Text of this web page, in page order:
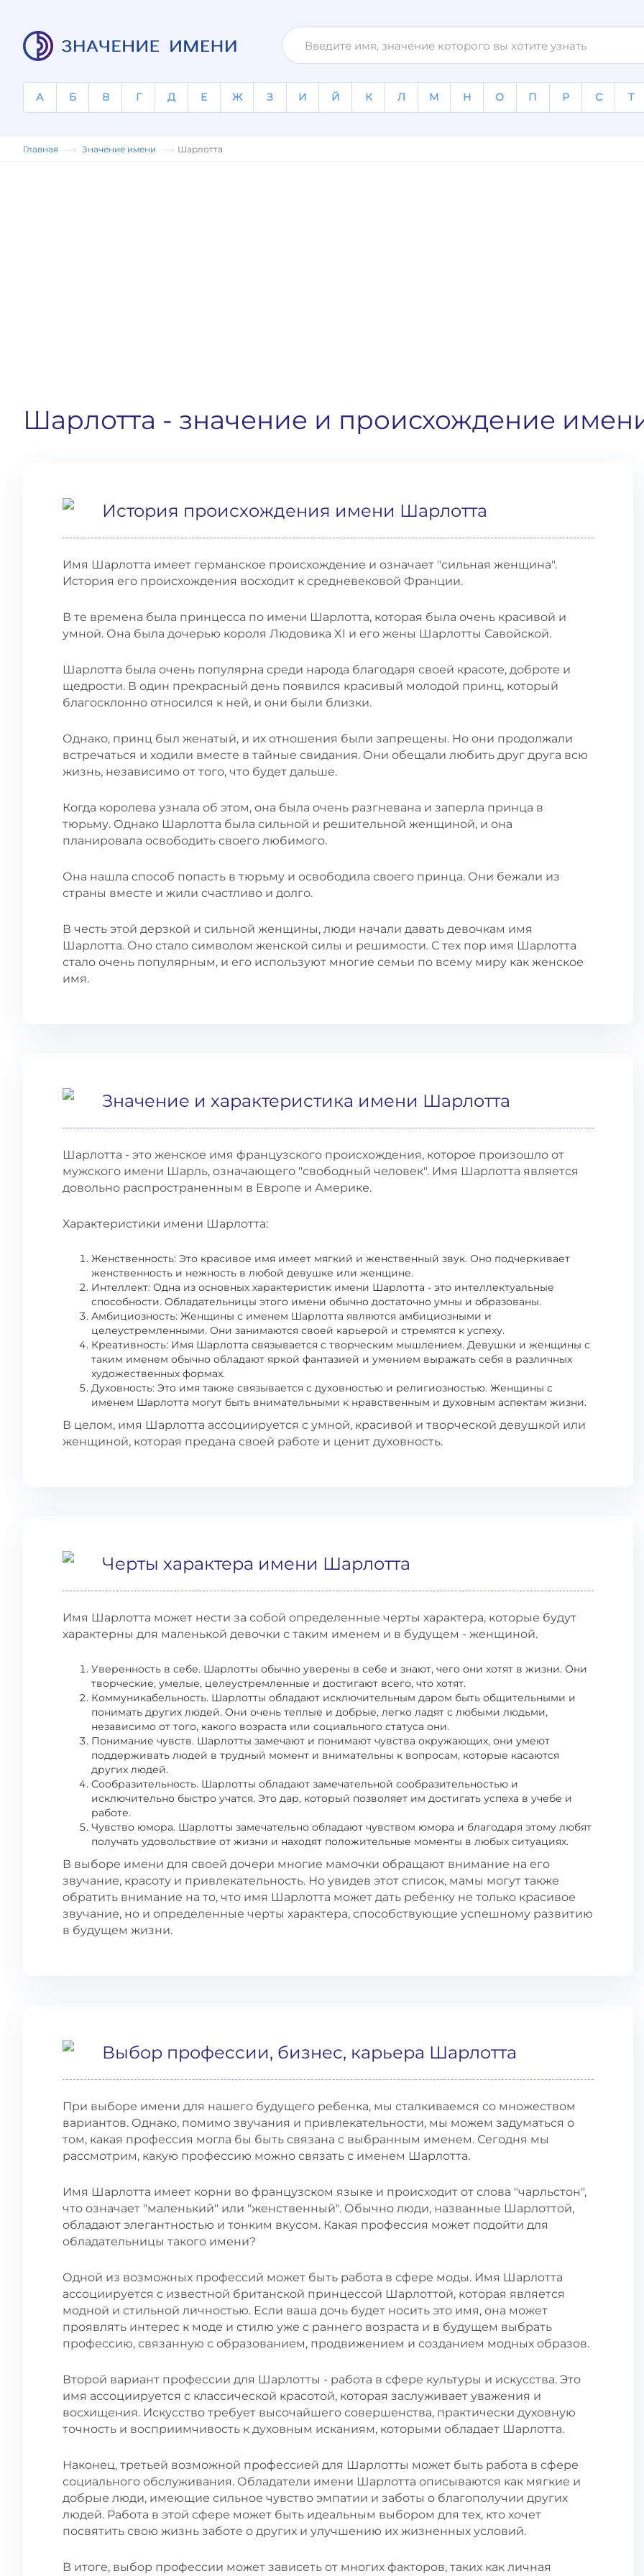
А Б В Г Д Е Ж З И Й К Л М Н О П Р С Т
Главная Значение имени Шарлотта
Шарлотта - значение и происхождение
История происхождения имени Шарлотта
Имя Шарлотта имеет германское происхождение и означает "сильная женщина".
История его происхождения восходит к средневековой Франции.
В те времена была принцесса по имени Шарлотта, которая была очень красивой и
умной. Она была дочерью короля Людовика XI и его жены Шарлотты Савойской.
Шарлотта была очень популярна среди народа благодаря своей красоте, доброте и
щедрости. В один прекрасный день появился красивый молодой принц, который
благосклонно относился к ней, и они были близки.
Однако, принц был женатый, и их отношения были запрещены. Но они продолжали
встречаться и ходили вместе в тайные свидания. Они обещали любить друг друга всю
жизнь, независимо от того, что будет дальше.
Когда королева узнала об этом, она была очень разгневана и заперла принца в
тюрьму. Однако Шарлотта была сильной и решительной женщиной, и она
планировала освободить своего любимого.
Она нашла способ попасть в тюрьму и освободила своего принца. Они бежали из
страны вместе и жили счастливо и долго.
В честь этой дерзкой и сильной женщины, люди начали давать девочкам имя
Шарлотта. Оно стало символом женской силы и решимости. С тех пор имя Шарлотта
стало очень популярным, и его используют многие семьи по всему миру как женское
имя.
Значение и характеристика имени Шарлотта
Шарлотта - это женское имя французского происхождения, которое произошло от
мужского имени Шарль, означающего "свободный человек". Имя Шарлотта является
довольно распространенным в Европе и Америке.
Характеристики имени Шарлотта:
Женственность: Это красивое имя имеет мягкий и женственный звук. Оно подчеркивает
женственность и нежность в любой девушке или женщине.
Интеллект: Одна из основных характеристик имени Шарлотта - это интеллектуальные
способности. Обладательницы этого имени обычно достаточно умны и образованы.
Амбициозность: Женщины с именем Шарлотта являются амбициозными и
целеустремленными. Они занимаются своей карьерой и стремятся к успеху.
Креативность: Имя Шарлотта связывается с творческим мышлением. Девушки и женщины с
таким именем обычно обладают яркой фантазией и умением выражать себя в различных
художественных формах.
Духовность: Это имя также связывается с духовностью и религиозностью. Женщины с
именем Шарлотта могут быть внимательными к нравственным и духовным аспектам жизни.
В целом, имя Шарлотта ассоциируется с умной, красивой и творческой девушкой или
женщиной, которая предана своей работе и ценит духовность.
Черты характера имени Шарлотта
Имя Шарлотта может нести за собой определенные черты характера, которые будут
характерны для маленькой девочки с таким именем и в будущем - женщиной.
Уверенность в себе. Шарлотты обычно уверены в себе и знают, чего они хотят в жизни. Они
творческие, умелые, целеустремленные и достигают всего, что хотят.
Коммуникабельность. Шарлотты обладают исключительным даром быть общительными и
понимать других людей. Они очень теплые и добрые, легко ладят с любыми людьми,
независимо от того, какого возраста или социального статуса они.
Понимание чувств. Шарлотты замечают и понимают чувства окружающих, они умеют
поддерживать людей в трудный момент и внимательны к вопросам, которые касаются
других людей.
Сообразительность. Шарлотты обладают замечательной сообразительностью и
исключительно быстро учатся. Это дар, который позволяет им достигать успеха в учебе и
работе.
Чувство юмора. Шарлотты замечательно обладают чувством юмора и благодаря этому любят
получать удовольствие от жизни и находят положительные моменты в любых ситуациях.
В выборе имени для своей дочери многие мамочки обращают внимание на его
звучание, красоту и привлекательность. Но увидев этот список, мамы могут также
обратить внимание на то, что имя Шарлотта может дать ребенку не только красивое
звучание, но и определенные черты характера, способствующие успешному развитию
в будущем жизни.
Выбор профессии, бизнес, карьера Шарлотта
При выборе имени для нашего будущего ребенка, мы сталкиваемся со множеством
вариантов. Однако, помимо звучания и привлекательности, мы можем задуматься о
том, какая профессия могла бы быть связана с выбранным именем. Сегодня мы
рассмотрим, какую профессию можно связать с именем Шарлотта.
Имя Шарлотта имеет корни во французском языке и происходит от слова "чарльстон",
что означает "маленький" или "женственный". Обычно люди, названные Шарлоттой,
обладают элегантностью и тонким вкусом. Какая профессия может подойти для
обладательницы такого имени?
Одной из возможных профессий может быть работа в сфере моды. Имя Шарлотта
ассоциируется с известной британской принцессой Шарлоттой, которая является
модной и стильной личностью. Если ваша дочь будет носить это имя, она может
проявлять интерес к моде и стилю уже с раннего возраста и в будущем выбрать
профессию, связанную с образованием, продвижением и созданием модных образов.
Второй вариант профессии для Шарлотты - работа в сфере культуры и искусства. Это
имя ассоциируется с классической красотой, которая заслуживает уважения и
восхищения. Искусство требует высочайшего совершенства, практически духовную
точность и восприимчивость к духовным исканиям, которыми обладает Шарлотта.
Наконец, третьей возможной профессией для Шарлотты может быть работа в сфере
социального обслуживания. Обладатели имени Шарлотта описываются как мягкие и
добрые люди, имеющие сильное чувство эмпатии и заботы о благополучии других
людей. Работа в этой сфере может быть идеальным выбором для тех, кто хочет
посвятить свою жизнь заботе о других и улучшению их жизненных условий.
В итоге, выбор профессии может зависеть от многих факторов, таких как личная